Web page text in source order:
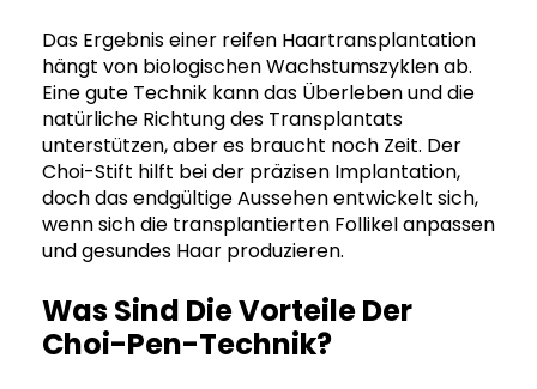
Das Ergebnis einer reifen Haartransplantation
hängt von biologischen Wachstumszyklen ab.
Eine gute Technik kann das Überleben und die
natürliche Richtung des Transplantats
unterstützen, aber es braucht noch Zeit. Der
Choi-Stift hilft bei der präzisen Implantation,
doch das endgültige Aussehen entwickelt sich,
wenn sich die transplantierten Follikel anpassen
und gesundes Haar produzieren.
Was Sind Die Vorteile Der
Choi-Pen-Technik?